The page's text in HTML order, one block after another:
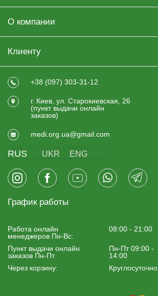
О компании
Клиенту
+38 (097) 303-31-12
г. Киев, ул. Старокиевская, 26
(пункт выдачи онлайн
заказов)
medi.org.ua@gmail.com
RUS UKR ENG
График работы
Работа онлайн
менеджеров Пн-Вс:
08:00 - 21:00
Пункт выдачи онлайн
заказов Пн-Пт
Пн-Пт 09:00 -
14:00
Через корзину:
Круглосуточно